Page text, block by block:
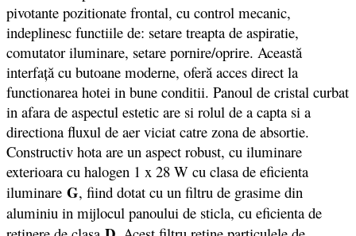
pivotante pozitionate frontal, cu control mecanic,
indeplinesc functiile de: setare treapta de aspiratie,
comutator iluminare, setare pornire/oprire. Această
interfaţă cu butoane moderne, oferă acces direct la
functionarea hotei in bune conditii. Panoul de cristal curbat
in afara de aspectul estetic are si rolul de a capta si a
directiona fluxul de aer viciat catre zona de absortie.
Constructiv hota are un aspect robust, cu iluminare
exterioara cu halogen 1 x 28 W cu clasa de eficienta
iluminare G, fiind dotat cu un filtru de grasime din
aluminiu in mijlocul panoului de sticla, cu eficienta de